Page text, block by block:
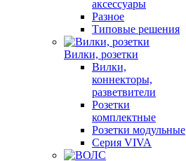
аксессуары
Разное
Типовые решения
Вилки, розетки
Вилки,
коннекторы,
разветвители
Розетки
комплектные
Розетки модульные
Серия VIVA